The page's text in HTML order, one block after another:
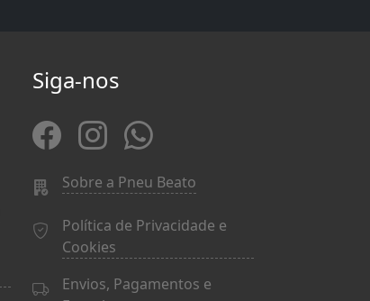
Siga-nos
Sobre a Pneu Beato
Política de Privacidade e
Cookies
Envios, Pagamentos e